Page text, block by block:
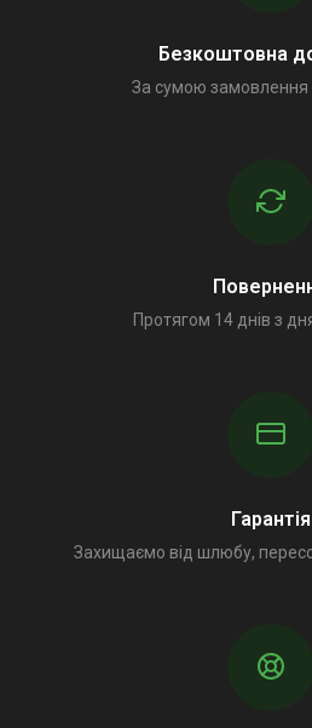
Безкоштовна
За сумою замовлення
Протягом 14 днів з
Гарантія
Захищаємо від шлюбу,